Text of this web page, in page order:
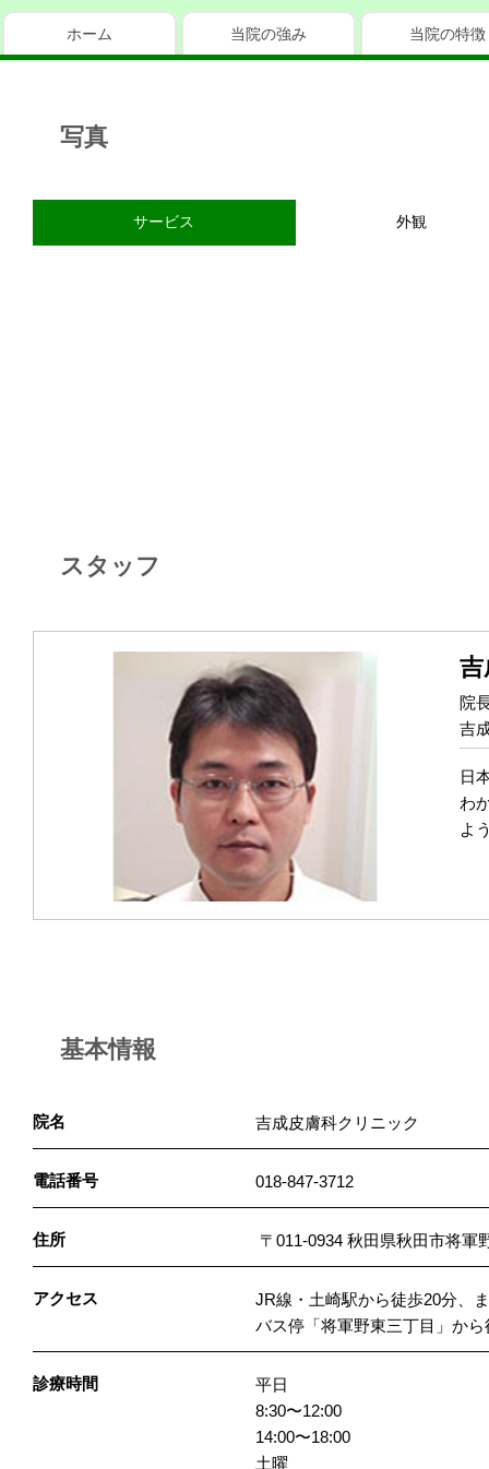
ホーム 当院の強み 当院の特徴
写真
サービス 外観
スタッフ
院
吉
日
わ
よ
基本情報
院名 吉成皮膚科クリニック
電話番号 018-847-3712
住所 〒011-0934 秋田県秋田市将軍
アクセス
JR線・土崎駅から徒歩20分、
バス停「将軍野東三丁目」から
診療時間
平日
8:30〜12:00
14:00〜18:00
土曜